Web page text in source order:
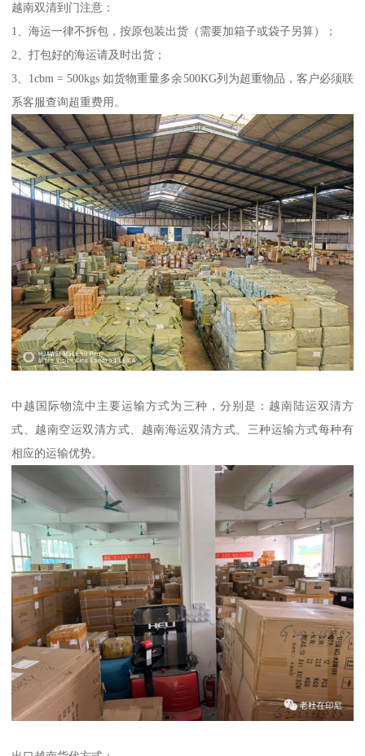
越南双清到门注意：
1、海运一律不拆包，按原包装出货（需要加箱子或袋子另算）；
2、打包好的海运请及时出货；
3、1cbm = 500kgs 如货物重量多余500KG列为超重物品，客户必须联
系客服查询超重费用。
中越国际物流中主要运输方式为三种，分别是：越南陆运双清方
式、越南空运双清方式、越南海运双清方式。三种运输方式每种有
相应的运输优势。